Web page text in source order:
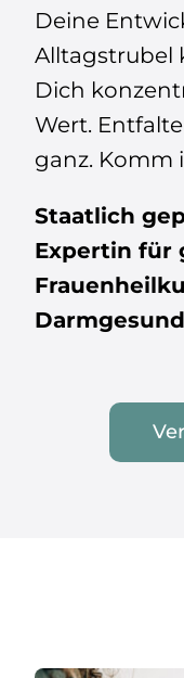
Deine
Alltagstrubel
Dich
Wert.
ganz. Komm
Staatlich
Expertin für